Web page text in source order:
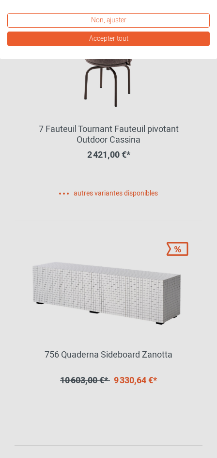
7 Fauteuil Tournant Fauteuil pivotant
Outdoor Cassina
2 421,00 €*
autres variantes disponibles
756 Quaderna Sideboard Zanotta
10 603,00 €* 9 330,64 €*
Non, ajuster
Accepter tout